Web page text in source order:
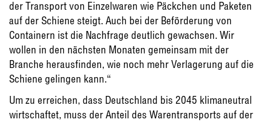
der Transport von Einzelwaren wie Päckchen und Paketen
auf der Schiene steigt. Auch bei der Beförderung von
Containern ist die Nachfrage deutlich gewachsen. Wir
wollen in den nächsten Monaten gemeinsam mit der
Branche herausfinden, wie noch mehr Verlagerung auf die
Schiene gelingen kann.“
Um zu erreichen, dass Deutschland bis 2045 klimaneutral
wirtschaftet, muss der Anteil des Warentransports auf der